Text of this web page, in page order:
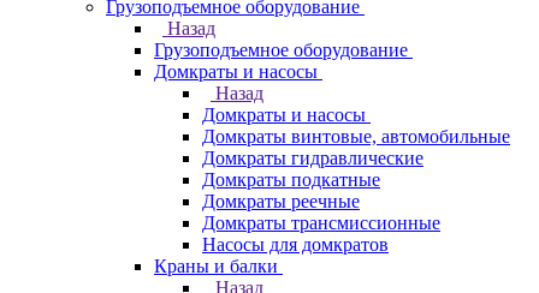
Грузоподъемное оборудование
Назад
Грузоподъемное оборудование
Домкраты и насосы
Назад
Домкраты и насосы
Домкраты винтовые, автомобильные
Домкраты гидравлические
Домкраты подкатные
Домкраты реечные
Домкраты трансмиссионные
Насосы для домкратов
Краны и балки
Назад